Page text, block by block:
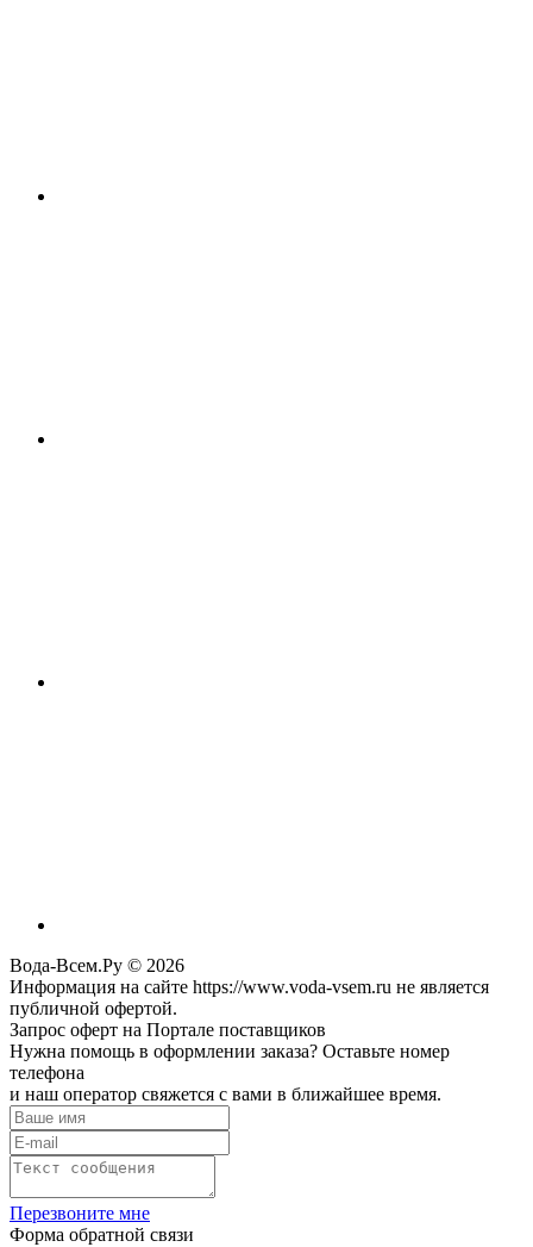
Вода-Всем.Ру © 2026
Информация на сайте https://www.voda-vsem.ru не является
публичной офертой.
Запрос оферт на Портале поставщиков
Нужна помощь в оформлении заказа? Оставьте номер
телефона
и наш оператор свяжется с вами в ближайшее время.
Перезвоните мне
Форма обратной связи